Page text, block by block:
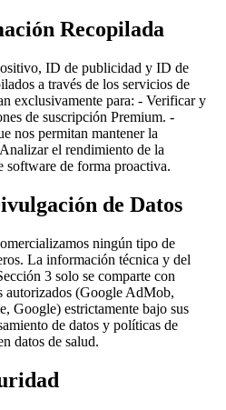
Recopilada
ID de publicidad y ID de
a través de los servicios de
exclusivamente para: - Verificar y
de suscripción Premium. -
nos permitan mantener la
el rendimiento de la
software de forma proactiva.
de Datos
ningún tipo de
La información técnica y del
3 solo se comparte con
autorizados (Google AdMob,
Google) estrictamente bajo sus
de datos y políticas de
datos de salud.